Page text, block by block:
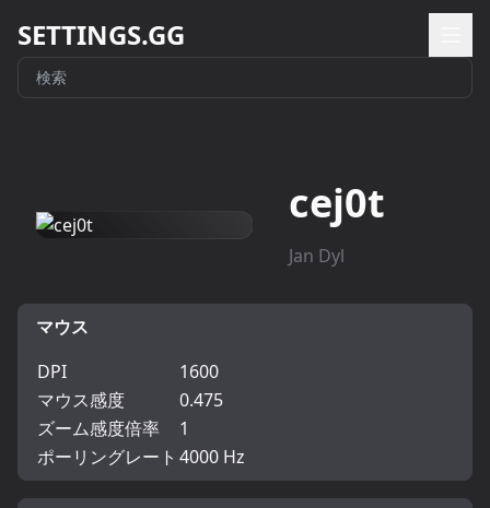
SETTINGS.GG
cej0t
Jan Dyl
マウス
DPI
1600
マウス感度
0.475
ズーム感度倍率
1
ポーリングレート 4000 Hz